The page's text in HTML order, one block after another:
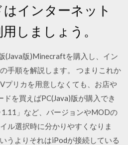
インターネット
しましょう。
(Java版)Minecraftを購入し、イン
手順を解説します。 つまりこれか
プリカを用意しなくても、お店や
を買えばPC(Java)版が購入でき
」など、バージョンやMODの
ル選択時に分かりやすくなりま
うよりそれはiPodが接続している